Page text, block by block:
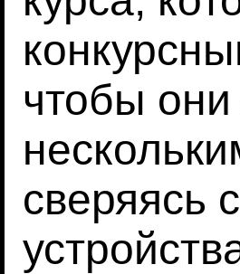
чтобы они
сверяясь